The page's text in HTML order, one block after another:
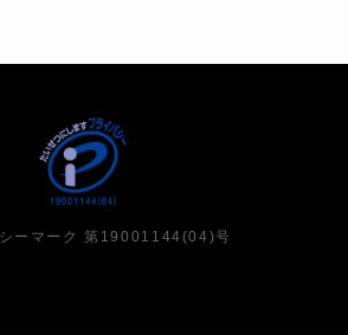
ーマーク 第19001144(04)号